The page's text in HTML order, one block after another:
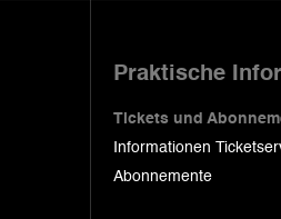
Praktische
Tickets und
Informationen
Abonnemente